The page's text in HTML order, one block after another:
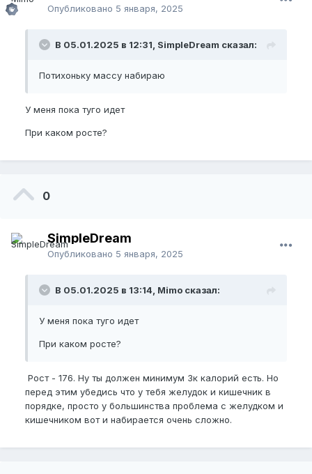
Опубликовано 5 января, 2025
В 05.01.2025 в 12:31, SimpleDream сказал:
Потихоньку массу набираю
У меня пока туго идет
При каком росте?
0
SimpleDream
Опубликовано 5 января, 2025
В 05.01.2025 в 13:14, Mimo сказал:
У меня пока туго идет
При каком росте?
Рост - 176. Ну ты должен минимум 3к калорий есть. Но
перед этим убедись что у тебя желудок и кишечник в
порядке, просто у большинства проблема с желудком и
кишечником вот и набирается очень сложно.